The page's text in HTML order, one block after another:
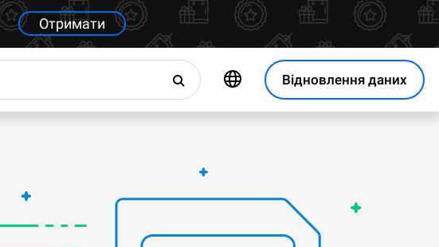
Отримати
Відновлення даних